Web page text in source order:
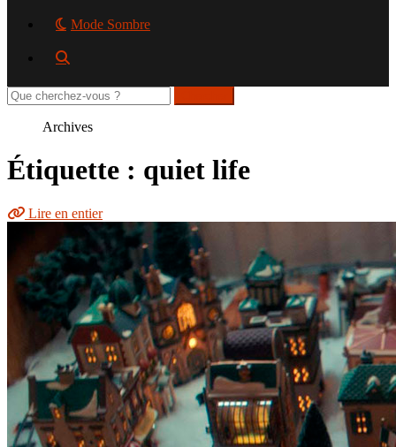
Mode Sombre
Rechercher
sur
Archives
Étiquette : quiet life
Lire en entier